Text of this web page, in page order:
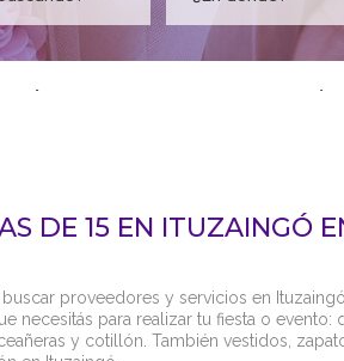
encontrar tu empresa acá?
DE 15 EN ITUZAINGÓ
buscar proveedores y servicios en
necesitás para realizar tu fiesta o evento:
y cotillón. También vestidos,